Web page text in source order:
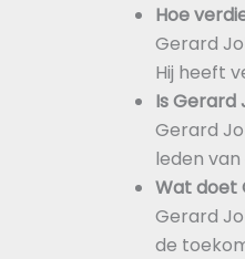
Hoe
Gerard
Hij heeft
Is Gerard
Gerard
leden
Wat doet
Gerard
de